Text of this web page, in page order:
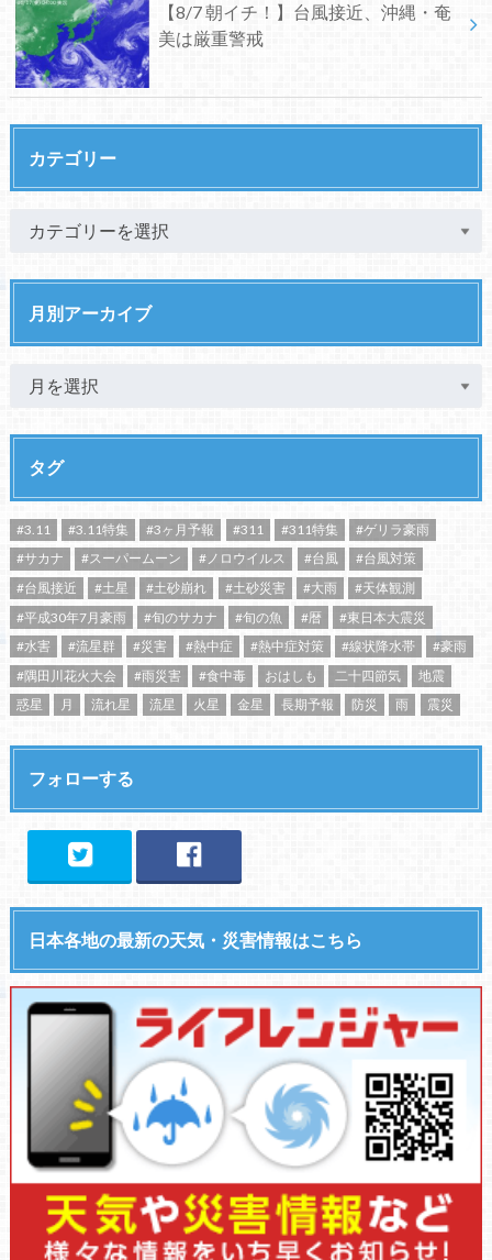
【8/7 朝イチ！】台風接近、沖縄・奄
美は厳重警戒
カテゴリー
月別アーカイブ
タグ
#3.11 #3.11特集 #3ヶ月予報 #311 #311特集
#ゲリラ豪雨
#サカナ
#スーパームーン #ノロウイルス #台風
#台風対策
#台風接近
#土星 #土砂崩れ #土砂災害 #大雨
#天体観測
#平成30年7月豪雨
#旬のサカナ #旬の魚 #暦
#東日本大震災
#水害
#流星群 #災害 #熱中症 #熱中症対策 #線状降水帯
#豪雨
#隅田川花火大会
#雨災害 #食中毒 おはしも 二十四節気
地震
惑星
月 流れ星 流星 火星 金星 長期予報 防災 雨 震災
フォローする
日本各地の最新の天気・災害情報はこちら